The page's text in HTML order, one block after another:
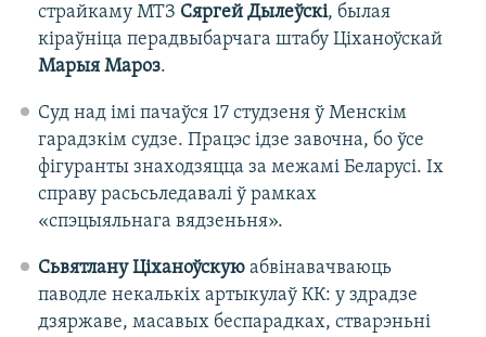
страйкаму МТЗ Сяргей Дылеўскі, былая
кіраўніца перадвыбарчага штабу Ціханоўскай
Марыя Мароз.
Суд над імі пачаўся 17 студзеня ў Менскім
гарадзкім судзе. Працэс ідзе завочна, бо ўсе
фігуранты знаходзяцца за межамі Беларусі. Іх
справу расьсьледавалі ў рамках
«спэцыяльнага вядзеньня».
Сьвятлану Ціханоўскуюабвінавачваюць
паводле некалькіх артыкулаў КК: у здрадзе
дзяржаве, масавых беспарадках, стварэньні